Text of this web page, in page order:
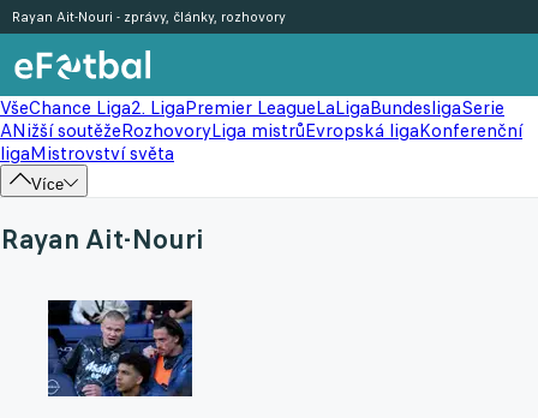
VšeChance Liga2. LigaPremier LeagueLaLigaBundesligaSerie
ANižší soutěžeRozhovoryLiga mistrůEvropská ligaKonferenční
ligaMistrovství světa
Více
Rayan Ait-Nouri - zprávy, články, rozhovory
Rayan Ait-Nouri